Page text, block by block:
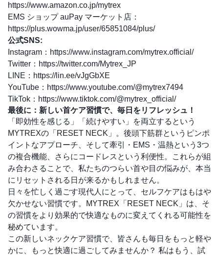
https://www.amazon.co.jp/mytrex
EMS ショップ auPay マーケット店：
https://plus.wowma.jp/user/65851084/plus/
公式SNS:
Instagram： https://www.instagram.com/mytrex.official/
Twitter： https://twitter.com/Mytrex_JP
LINE： https://lin.ee/vJgGbXE
YouTube： https://www.youtube.com/@mytrex7494
TikTok： https://www.tiktok.com/@mytrex_official/
最後に：新しい首ケア習慣で、毎日をリフレッシュ！
「即効性を感じる」「続けやすい」を両立するという
MYTREXの「RESET NECK」。後頭下筋群というピンポ
イントなアプローチ、そして牽引・EMS・温熱という3つ
の複合機能、さらにコードレスという利便性。これらが組
み合わさることで、私たちのつらい首や目の悩みが、本当
にリセットされる日が来るかもしれません。
日々を忙しく過ごす現代人にとって、セルフケアはもはや
欠かせない習慣です。MYTREX「RESET NECK」は、そ
の習慣をより効果的で快適なものに変えてくれる可能性を
秘めています。
この新しいネックケア習慣で、皆さんも毎日をもっと軽や
かに、もっと快適に過ごしてみませんか？ 私はもう、試